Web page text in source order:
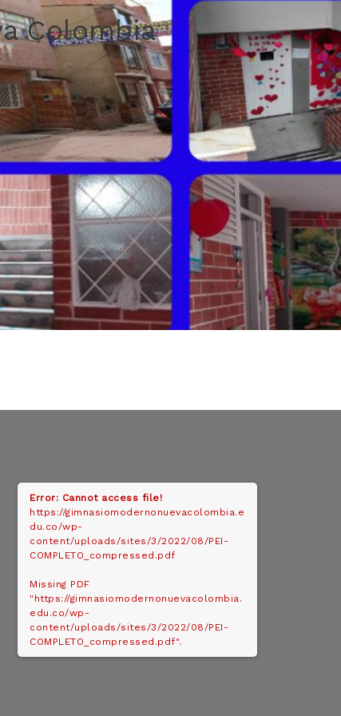
Colombia
Error: Cannot access file!
https://gimnasiomodernonuevacolombia.e
du.co/wp-
content/uploads/sites/3/2022/08/PEI-
COMPLETO_compressed.pdf
Missing PDF
"https://gimnasiomodernonuevacolombia.
edu.co/wp-
content/uploads/sites/3/2022/08/PEI-
COMPLETO_compressed.pdf".